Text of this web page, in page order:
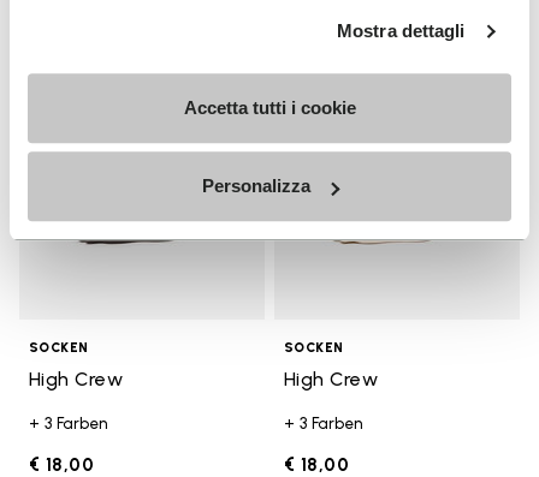
Mostra dettagli
Accetta tutti i cookie
Personalizza
Add to wishlist
SOCKEN
High Crew
+ 3 Farben
€ 18,00
Add
SOCKEN
High Crew
+ 3 Farben
€ 18,00